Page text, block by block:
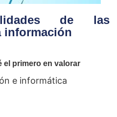
de las
información
el primero en valorar
e informática